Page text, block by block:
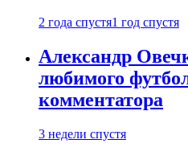
2 года спустя1 год спустя
Александр
любимого
комментатора
3 недели спустя